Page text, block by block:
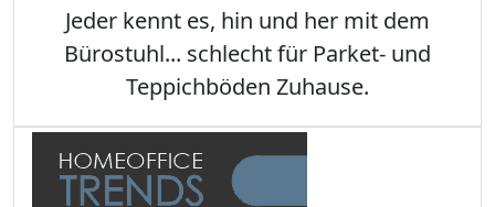
Jeder kennt es, hin und her mit dem
Bürostuhl... schlecht für Parket- und
Teppichböden Zuhause.